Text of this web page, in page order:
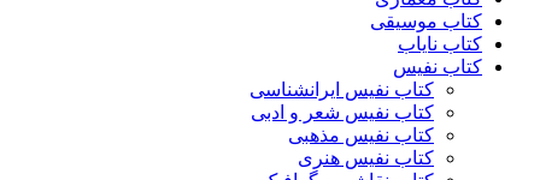
کتاب موسیقی
کتاب نایاب
کتاب نفیس
کتاب نفیس ایرانشناسی
کتاب نفیس شعر و ادبی
کتاب نفیس مذهبی
کتاب نفیس هنری